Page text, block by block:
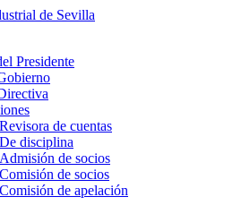
Presidente
Revisora de cuentas
De disciplina
Admisión de socios
Comisión de socios
Comisión de apelación